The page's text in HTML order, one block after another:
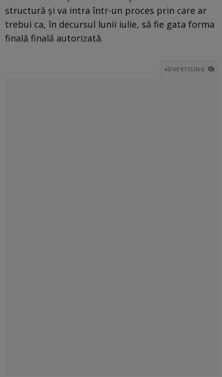
structură și va intra într-un proces prin care ar
trebui ca, în decursul lunii iulie, să fie gata forma
finală finală autorizată.
ADVERTISING